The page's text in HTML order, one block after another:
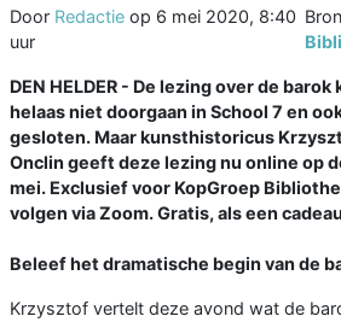
Door Redactie op 6 mei 2020, 8:40
uur
DEN HELDER - De lezing over de
helaas niet doorgaan in School 7 en
gesloten. Maar kunsthistoricus
Onclin geeft deze lezing nu online op
mei. Exclusief voor KopGroep
volgen via Zoom. Gratis, als een
Beleef het dramatische begin van de
Krzysztof vertelt deze avond wat de